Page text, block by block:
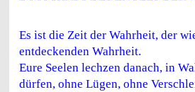
Es ist die Zeit der Wahrheit, der
entdeckenden Wahrheit.
Eure Seelen lechzen danach, in
dürfen, ohne Lügen, ohne